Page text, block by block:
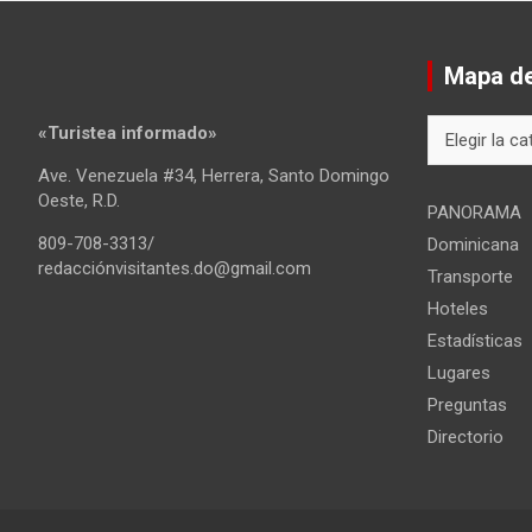
«Turistea informado»
Ave. Venezuela #34, Herrera, Santo Domingo
Oeste, R.D.
809-708-3313/
redacciónvisitantes.do@gmail.com
Mapa
del
PANORAMA
Dominicana
Transporte
Hoteles
Estadísticas
Lugares
Preguntas
Directorio